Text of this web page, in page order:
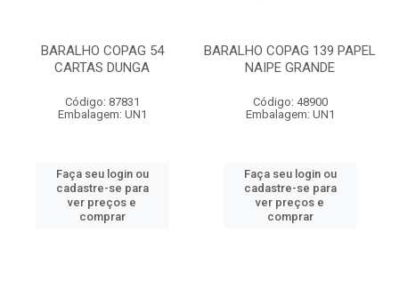
BARALHO COPAG 54
CARTAS DUNGA
Código: 87831
Embalagem: UN1
Faça seu login ou
cadastre-se para
ver preços e
comprar
BARALHO COPAG 139 PAPEL
NAIPE GRANDE
Código: 48900
Embalagem: UN1
Faça seu login ou
cadastre-se para
ver preços e
comprar